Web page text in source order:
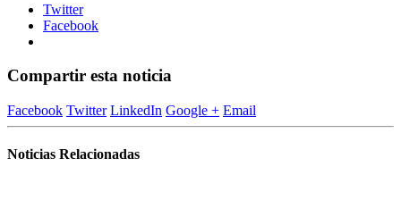
Twitter
Facebook
Compartir esta noticia
Facebook Twitter LinkedIn Google + Email
Noticias Relacionadas